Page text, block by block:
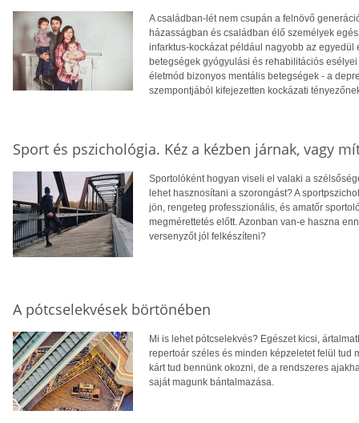
A családban-lét nem csupán a felnövő
házasságban és családban élő személyek
infarktus-kockázat például nagyobb az egyedül
betegségek gyógyulási és rehabilitációs
életmód bizonyos mentális betegségek - a
szempontjából kifejezetten kockázati
Sport és pszichológia. Kéz a kézben járnak, vagy
Sportolóként hogyan viseli el valaki a
lehet hasznosítani a szorongást? A
jön, rengeteg professzionális, és amatőr
megmérettetés előtt. Azonban van-e haszna
versenyzőt jól felkészíteni?
A pótcselekvések börtönében
Mi is lehet pótcselekvés? Egészet kicsi,
repertoár széles és minden képzeletet felül tud
kárt tud bennünk okozni, de a rendszeres
saját magunk bántalmazása.